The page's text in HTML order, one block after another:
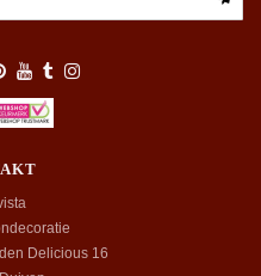
Delicious 16